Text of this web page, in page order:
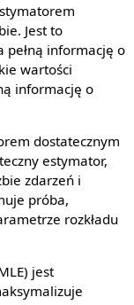
Jest to
pełną informację o
wartości
informację o
dostatecznym
estymator,
zdarzeń i
próba,
rozkładu
jest